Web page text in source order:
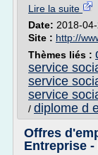
Lire la suite
Date: 2018-
Site : http://
Thèmes liés :
service
service
service
/ diplome d
Offres
Entreprise -